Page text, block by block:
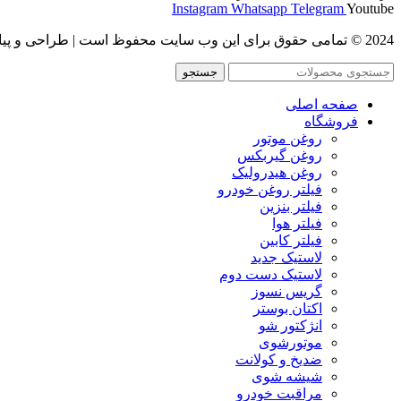
Instagram Whatsapp TelegramYoutube
2024 © تمامی حقوق برای این وب سایت محفوظ است | طراحی و پیاده سازی :
جستجو
صفحه اصلی
فروشگاه
روغن موتور
روغن گیربکس
روغن هیدرولیک
فیلتر روغن خودرو
فیلتر بنزین
فیلتر هوا
فیلتر کابین
لاستیک جدید
لاستیک دست دوم
گریس نسوز
اکتان بوستر
انژکتور شو
موتورشوی
ضدیخ و کولانت
شیشه شوی
مراقبت خودرو